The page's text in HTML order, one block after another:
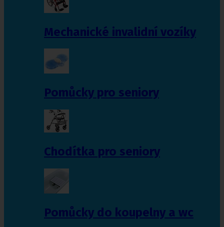
Mechanické invalidní vozíky
Pomůcky pro seniory
Chodítka pro seniory
Pomůcky do koupelny a wc